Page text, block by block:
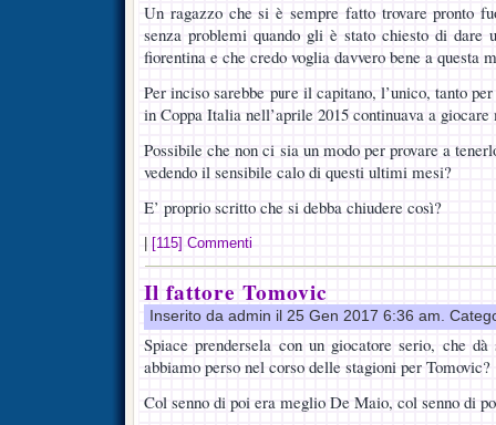
Un ragazzo che si è sempre fatto trovare pronto
senza problemi quando gli è stato chiesto di dare
fiorentina e che credo voglia davvero bene a questa
Per inciso sarebbe pure il capitano, l’unico, tanto
in Coppa Italia nell’aprile 2015 continuava a
Possibile che non ci sia un modo per provare a
vedendo il sensibile calo di questi ultimi mesi?
E’ proprio scritto che si debba chiudere così?
[115] Commenti
Il fattore Tomovic
Inserito da admin il 25 Gen 2017 6:36 am.
Spiace prendersela con un giocatore serio, che
abbiamo perso nel corso delle stagioni per Tomovic?
Col senno di poi era meglio De Maio, col senno di